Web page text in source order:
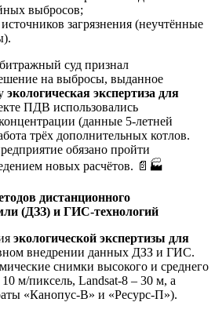
выбросов;
загрязнения (неучтённые
суд признал
на выбросы, выданное
экологическая экспертиза для
ПДВ использовались
(данные 5-летней
трёх дополнительных котлов.
обязано пройти
новых расчётов. 📄🏭
дистанционного
(ДЗЗ) и ГИС-технологий
экологической экспертизы для
внедрении данных ДЗЗ и ГИС.
снимки высокого и среднего
м/пиксель, Landsat-8 – 30 м, а
«Канопус-В» и «Ресурс-П»).